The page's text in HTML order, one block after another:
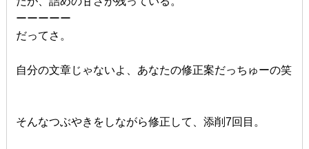
ーーーーー
だってさ。
自分の文章じゃないよ、あなたの修正案だっちゅーの笑
そんなつぶやきをしながら修正して、添削7回目。